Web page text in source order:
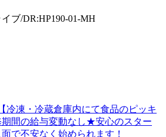
ブ/DR:HP190-01-MH
冷凍・冷蔵倉庫内にて食品のピッキ
期間の給与変動なし★安心のスター
で不安なく始められます！